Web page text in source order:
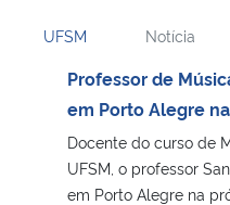
UFSM Notícia
Professor de
em Porto Alegre
Docente do curso de
UFSM, o professor
em Porto Alegre na